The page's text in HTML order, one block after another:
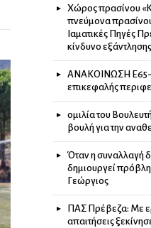
Χώρος πρασίνου
πνεύμονα πρασίνου
Ιαματικές Πηγές
κίνδυνο
ΑΝΑΚΟΙΝΩΣΗ Ε65-
επικεφαλής
ομιλία του
βουλή για την
Όταν η συναλλαγή
δημιουργεί
Γεώργιος
ΠΑΣ Πρέβεζα: Με
απαιτήσεις